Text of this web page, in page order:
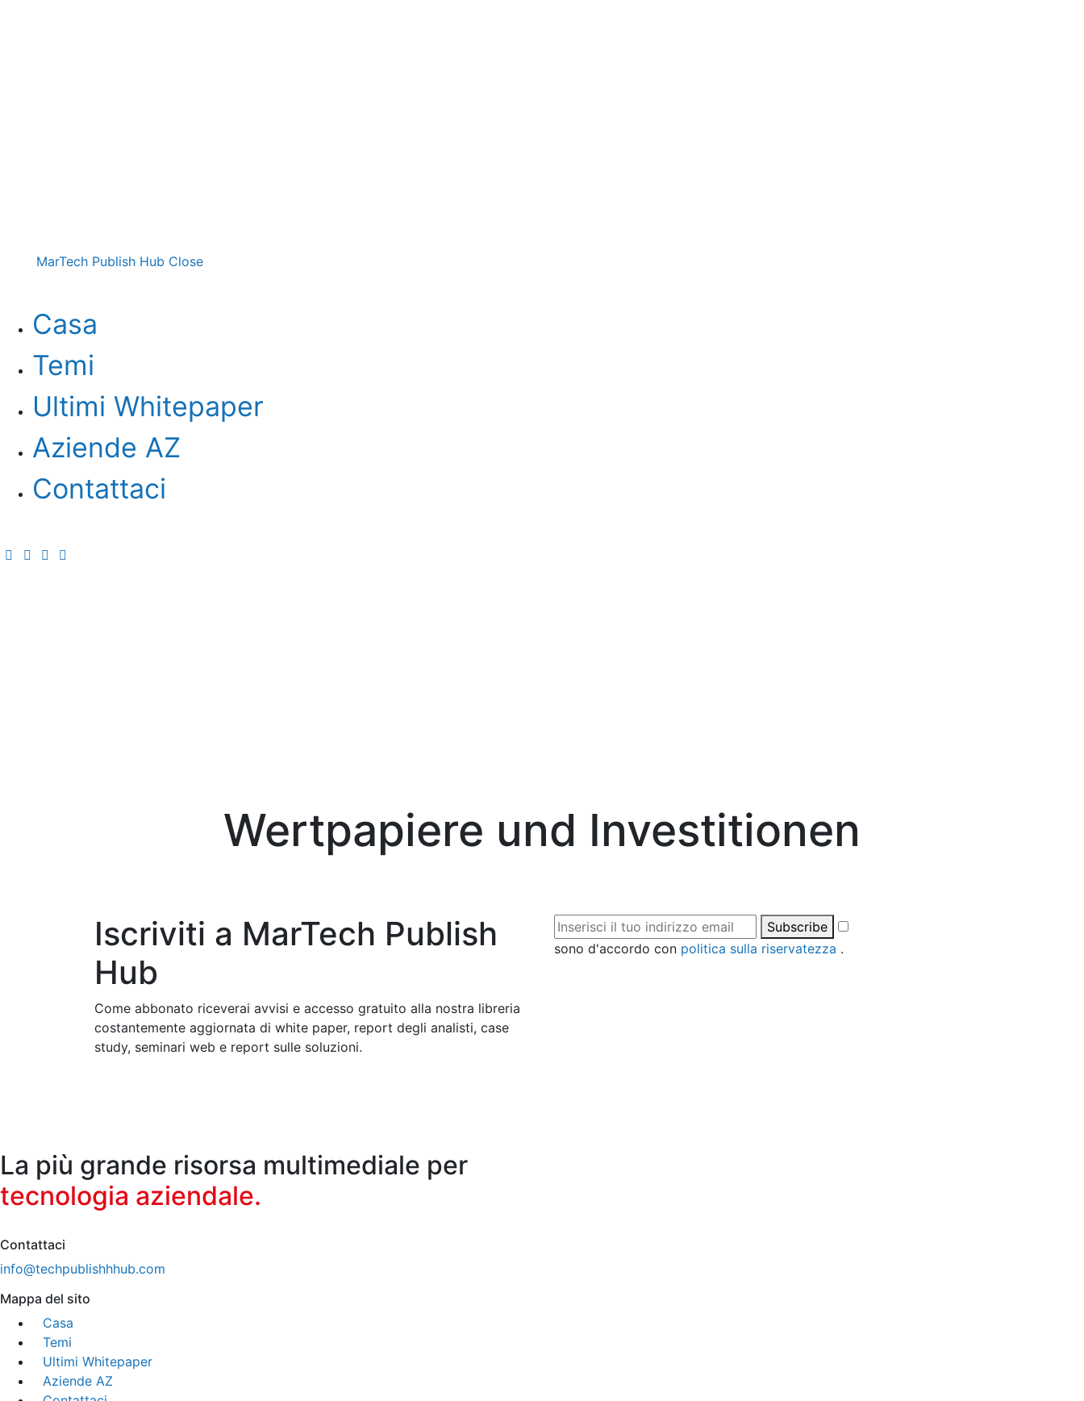
MarTech Publish Hub Close
Casa
Temi
Ultimi Whitepaper
Aziende AZ
Contattaci
Wertpapiere und Investitionen
Iscriviti a MarTech Publish
Hub
Come abbonato riceverai avvisi e accesso gratuito alla nostra libreria
costantemente aggiornata di white paper, report degli analisti, case
study, seminari web e report sulle soluzioni.
Subscribe
sono d'accordo con politica sulla riservatezza .
La più grande risorsa multimediale per
tecnologia aziendale.
Contattaci
info@techpublishhhub.com
Mappa del sito
Casa
Temi
Ultimi Whitepaper
Aziende AZ